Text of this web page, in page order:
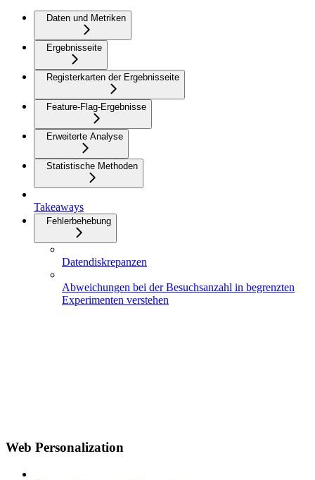
Daten und Metriken
Ergebnisseite
Registerkarten der Ergebnisseite
Feature-Flag-Ergebnisse
Erweiterte Analyse
Statistische Methoden
Takeaways
Fehlerbehebung
Datendiskrepanzen
Abweichungen bei der Besuchsanzahl in begrenzten
Experimenten verstehen
Web Personalization